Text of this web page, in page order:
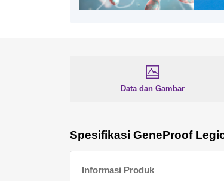
Data dan Gambar
Spesifikasi GeneProof
Informasi Produk